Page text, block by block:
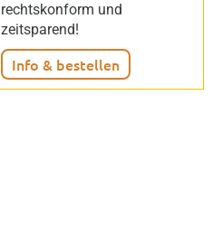
rechtskonform und
zeitsparend!
Info & bestellen